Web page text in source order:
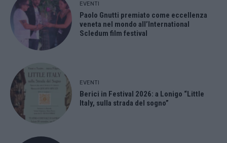
EVENTI
Paolo Gnutti premiato come eccellenza
veneta nel mondo all’International
Scledum film festival
EVENTI
Berici in Festival 2026: a Lonigo “Little
Italy, sulla strada del sogno”